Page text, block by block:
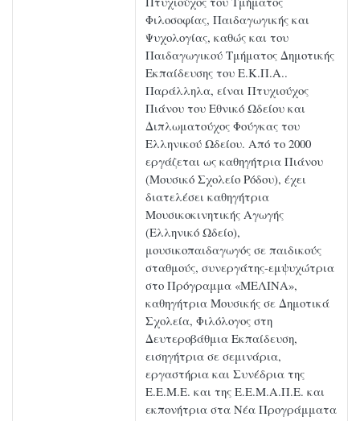
Φιλοσοφίας, Παιδαγωγικής και
Ψυχολογίας, καθώς και του
Παιδαγωγικού Τμήματος Δημοτικής
Εκπαίδευσης του Ε.Κ.Π.Α..
Παράλληλα, είναι Πτυχιούχος
Πιάνου του Εθνικό Ωδείου και
Διπλωματούχος Φούγκας του
Ελληνικού Ωδείου. Από το 2000
εργάζεται ως καθηγήτρια Πιάνου
(Μουσικό Σχολείο Ρόδου), έχει
διατελέσει καθηγήτρια
Μουσικοκινητικής Αγωγής
(Ελληνικό Ωδείο),
μουσικοπαιδαγωγός σε παιδικούς
σταθμούς, συνεργάτης-εμψυχώτρια
στο Πρόγραμμα «ΜΕΛΙΝΑ»,
καθηγήτρια Μουσικής σε Δημοτικά
Σχολεία, Φιλόλογος στη
Δευτεροβάθμια Εκπαίδευση,
εισηγήτρια σε σεμινάρια,
εργαστήρια και Συνέδρια της
Ε.Ε.Μ.Ε. και της Ε.Ε.Μ.Α.Π.Ε. και
εκπονήτρια στα Νέα Προγράμματα